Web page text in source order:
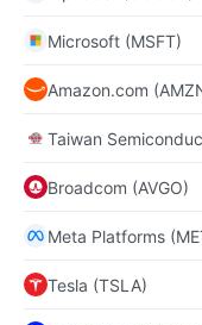
Microsoft (MSFT)
Amazon.com
Taiwan
Broadcom (AVGO)
Meta Platforms
Tesla (TSLA)